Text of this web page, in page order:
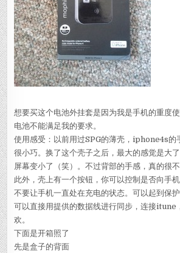
想要买这个电池外挂套是因为我是手机的重度
电池不能满足我的要求。
使用感受：以前用过SPG的薄壳，iphone4s的
很小巧。换了这个壳子之后，最大的感觉是大
屏幕变小了（笑）。不过背部的手感，真的很不
此外，壳上有一个按钮，你可以控制是否向手
不要让手机一直处在充电的状态。可以起到保
可以直接用提供的数据线进行同步，连接itune
欢。
下面是开箱照了
先是盒子的背面